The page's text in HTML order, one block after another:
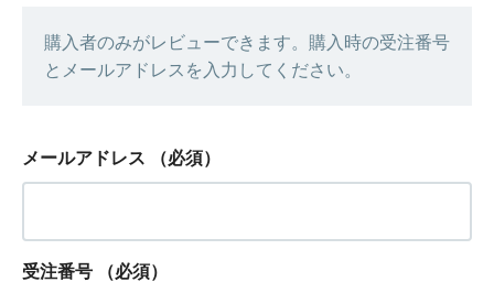
購入者のみがレビューできます。購入時の受注番号
とメールアドレスを入力してください。
メールアドレス （必須）
受注番号 （必須）